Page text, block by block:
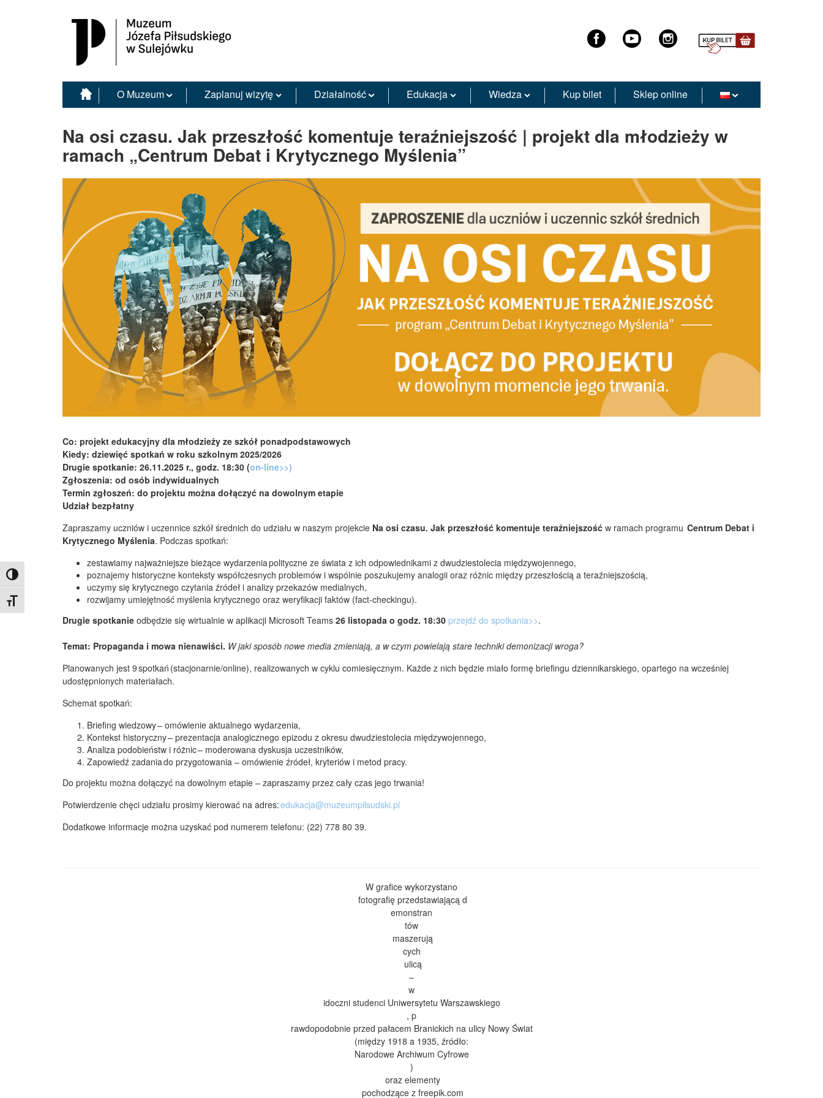
Toggle High Contrast
Toggle Font size
Muzeum Józefa Piłsudskiego w Sulejówku
O Muzeum Zaplanuj wizytę Działalność Edukacja Wiedza Kup bilet Sklep online
Na osi czasu. Jak przeszłość komentuje teraźniejszość | projekt dla młodzieży w
ramach „Centrum Debat i Krytycznego Myślenia”
Co: projekt edukacyjny dla młodzieży ze szkół ponadpodstawowych
Kiedy: dziewięć spotkań w roku szkolnym 2025/2026
Drugie spotkanie: 26.11.2025 r., godz. 18:30 (on-line>>)
Zgłoszenia: od osób indywidualnych
Termin zgłoszeń: do projektu można dołączyć na dowolnym etapie
Udział bezpłatny
Zapraszamy uczniów i uczennice szkół średnich do udziału w naszym projekcie Na osi czasu. Jak przeszłość komentuje teraźniejszość w ramach programu Centrum Debat i
Krytycznego Myślenia. Podczas spotkań:
zestawiamy najważniejsze bieżące wydarzenia polityczne ze świata z ich odpowiednikami z dwudziestolecia międzywojennego,
poznajemy historyczne konteksty współczesnych problemów i wspólnie poszukujemy analogii oraz różnic między przeszłością a teraźniejszością,
uczymy się krytycznego czytania źródeł i analizy przekazów medialnych,
rozwijamy umiejętność myślenia krytycznego oraz weryfikacji faktów (fact-checkingu).
Drugie spotkanie odbędzie się wirtualnie w aplikacji Microsoft Teams 26 listopada o godz. 18:30 przejdź do spotkania>>.
Temat: Propaganda i mowa nienawiści. W jaki sposób nowe media zmieniają, a w czym powielają stare techniki demonizacji wroga?
Planowanych jest 9 spotkań (stacjonarnie/online), realizowanych w cyklu comiesięcznym. Każde z nich będzie miało formę briefingu dziennikarskiego, opartego na wcześniej
udostępnionych materiałach.
Schemat spotkań:
Briefing wiedzowy – omówienie aktualnego wydarzenia,
Kontekst historyczny – prezentacja analogicznego epizodu z okresu dwudziestolecia międzywojennego,
Analiza podobieństw i różnic – moderowana dyskusja uczestników,
Zapowiedź zadania do przygotowania – omówienie źródeł, kryteriów i metod pracy.
Do projektu można dołączyć na dowolnym etapie – zapraszamy przez cały czas jego trwania!
Potwierdzenie chęci udziału prosimy kierować na adres:edukacja@muzeumpilsudski.pl
Dodatkowe informacje można uzyskać pod numerem telefonu: (22) 778 80 39.
W grafice wykorzystano
fotografię przedstawiającą d
emonstran
tów
maszerują
cych
ulicą
–
w
idoczni studenci Uniwersytetu Warszawskiego
, p
rawdopodobnie przed pałacem Branickich na ulicy Nowy Świat
(między 1918 a 1935, źródło:
Narodowe Archiwum Cyfrowe
)
oraz elementy
pochodzące z freepik.com